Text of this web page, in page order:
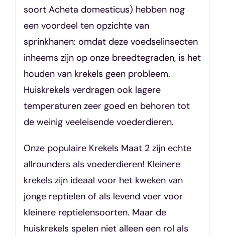
soort Acheta domesticus) hebben nog
een voordeel ten opzichte van
sprinkhanen: omdat deze voedselinsecten
inheems zijn op onze breedtegraden, is het
houden van krekels geen probleem.
Huiskrekels verdragen ook lagere
temperaturen zeer goed en behoren tot
de weinig veeleisende voederdieren.
Onze populaire Krekels Maat 2 zijn echte
allrounders als voederdieren! Kleinere
krekels zijn ideaal voor het kweken van
jonge reptielen of als levend voer voor
kleinere reptielensoorten. Maar de
huiskrekels spelen niet alleen een rol als